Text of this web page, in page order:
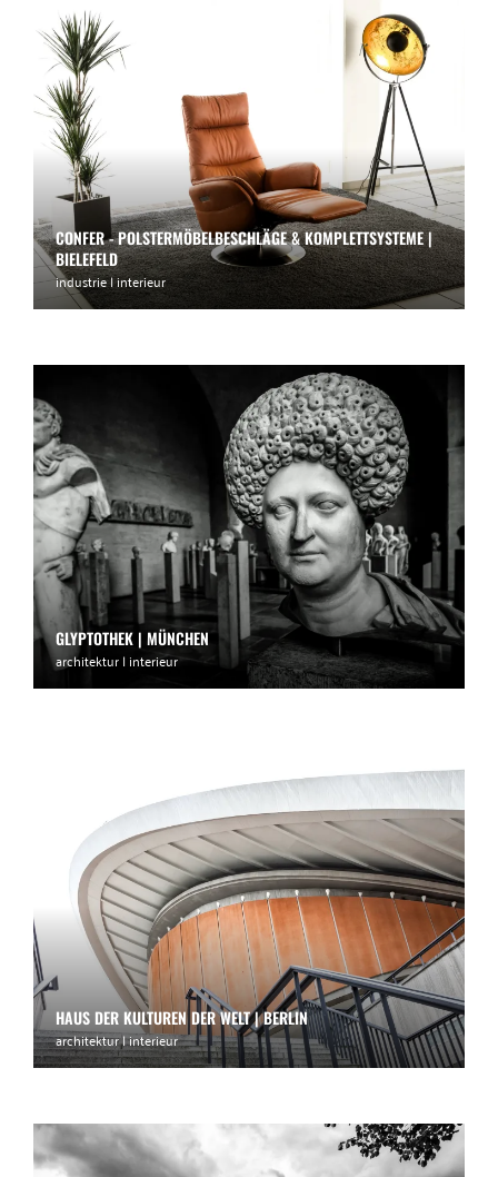
CONFER - POLSTERMÖBELBESCHLÄGE & KOMPLETTSYSTEME |
BIELEFELD
industrie | interieur
GLYPTOTHEK | MÜNCHEN
architektur | interieur
HAUS DER KULTUREN DER WELT | BERLIN
architektur | interieur